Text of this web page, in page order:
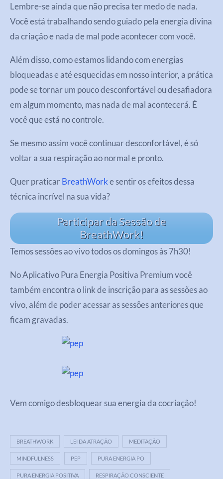
Lembre-se ainda que não precisa ter medo de nada.
Você está trabalhando sendo guiado pela energia divina
da criação e nada de mal pode acontecer com você.
Além disso, como estamos lidando com energias
bloqueadas e até esquecidas em nosso interior, a prática
pode se tornar um pouco desconfortável ou desafiadora
em algum momento, mas nada de mal acontecerá. É
você que está no controle.
Se mesmo assim você continuar desconfortável, é só
voltar a sua respiração ao normal e pronto.
Quer praticarBreathWorke sentir os efeitos dessa
técnica incrível na sua vida?
Participar da Sessão de
BreathWork!
Temos sessões ao vivo todos os domingos às 7h30!
No Aplicativo Pura Energia Positiva Premium você
também encontra o link de inscrição para as sessões ao
vivo, além de poder acessar as sessões anteriores que
ficam gravadas.
Vem comigo desbloquear sua energia da cocriação!
BREATHWORK LEI DA ATRAÇÃO MEDITAÇÃO
MINDFULNESS PEP PURA ENERGIA PO
PURA ENERGIA POSITIVA RESPIRAÇÃO CONSCIENTE